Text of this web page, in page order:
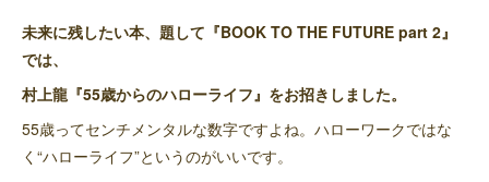
未来に残したい本、題して『BOOK TO THE FUTURE part 2』
では、
村上龍『55歳からのハローライフ』をお招きしました。
55歳ってセンチメンタルな数字ですよね。ハローワークではな
く“ハローライフ”というのがいいです。